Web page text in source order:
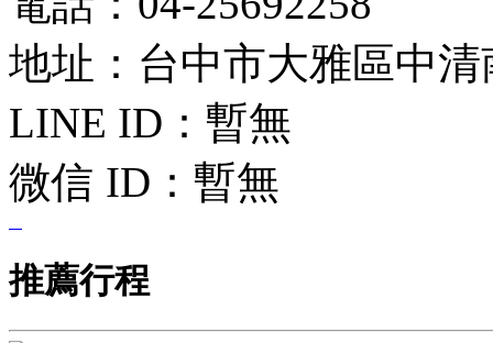
地址：台中市大雅區中清
LINE ID： 暫無
微信 ID： 暫無
推薦行程